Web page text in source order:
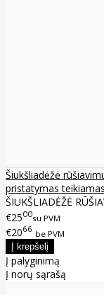
Šiukšliadėžė
pristatymas
ŠIUKŠLIADĖŽĖ
€2500su PVM
€2066 be PVM
Į palyginimą
Į norų sąrašą